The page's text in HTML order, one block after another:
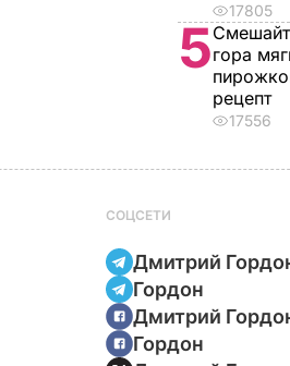
17805
5гора
рецепт
17556
СОЦСЕТИ
Дмитрий
Гордон
Дмитрий
Гордон